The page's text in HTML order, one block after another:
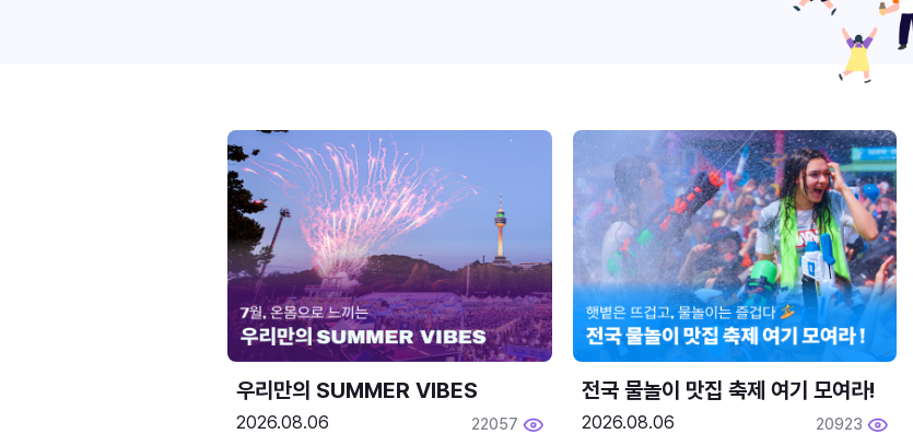
우리만의 SUMMER VIBES
2026.08.06 22057
전국 물놀이 맛집 축제 여기 모여라!
2026.08.06 20923